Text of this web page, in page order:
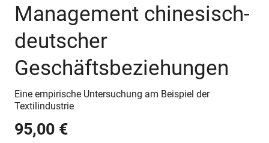
Management chinesisch-
deutscher
Geschäftsbeziehungen
Eine empirische Untersuchung am Beispiel der
Textilindustrie
95,00 €